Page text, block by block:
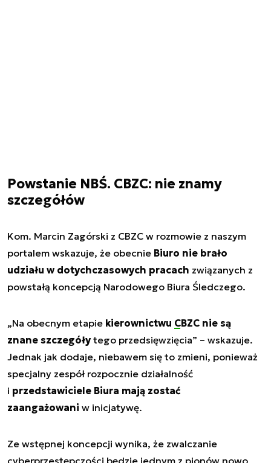
Powstanie NBŚ. CBZC: nie znamy
szczegółów
Kom. Marcin Zagórski z CBZC w rozmowie z naszym
portalem wskazuje, że obecnie Biuro nie brało
udziału w dotychczasowych pracach związanych z
powstałą koncepcją Narodowego Biura Śledczego.
„Na obecnym etapie kierownictwu CBZC nie są
znane szczegółytego przedsięwzięcia” – wskazuje.
Jednak jak dodaje, niebawem się to zmieni, ponieważ
specjalny zespół rozpocznie działalność
i przedstawiciele Biura mają zostać
zaangażowani w inicjatywę.
Ze wstępnej koncepcji wynika, że zwalczanie
cyberprzestępczości będzie jednym z pionów nowo